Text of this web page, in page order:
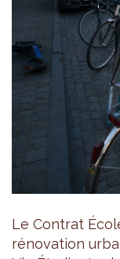
Le Contrat
rénovation